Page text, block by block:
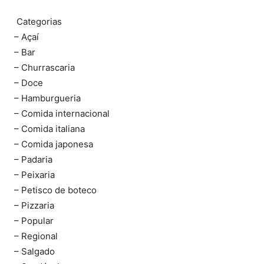
Categorias
– Açaí
– Bar
– Churrascaria
– Doce
– Hamburgueria
– Comida internacional
– Comida italiana
– Comida japonesa
– Padaria
– Peixaria
– Petisco de boteco
– Pizzaria
– Popular
– Regional
– Salgado